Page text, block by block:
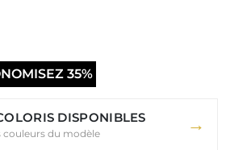
35%
DISPONIBLES
couleurs du modèle →